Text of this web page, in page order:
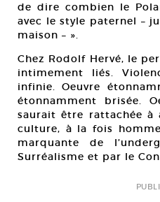
de dire combien le
avec le style paternel –
maison – ».
Chez Rodolf Hervé, le
intimement liés.
infinie. Oeuvre
étonnamment brisée.
saurait être rattachée à
culture, à la fois
marquante de
Surréalisme et par le